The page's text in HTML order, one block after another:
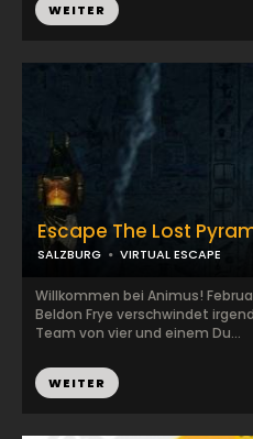
WEITER
Escape The Lost
SALZBURG VIRTUAL ESCAPE
Willkommen bei Animus!
Beldon Frye verschwindet
Team von vier und einem Du...
WEITER